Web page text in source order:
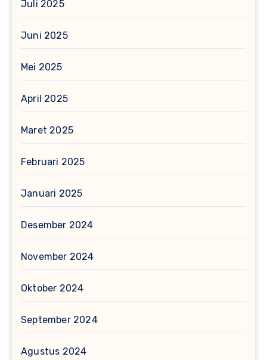
Juli 2025
Juni 2025
Mei 2025
April 2025
Maret 2025
Februari 2025
Januari 2025
Desember 2024
November 2024
Oktober 2024
September 2024
Agustus 2024